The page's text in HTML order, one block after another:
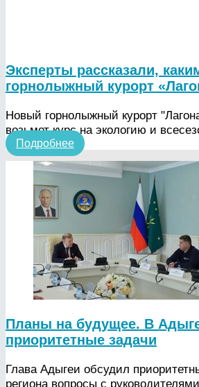
Эксперты рассказали,
горнолыжный курорт
Новый горнолыжный курорт
возьмет курс на экологию и
Подробнее
Планы на будущее. В
приоритетные задачи
Глава Адыгеи обсудил
региона вопросы с